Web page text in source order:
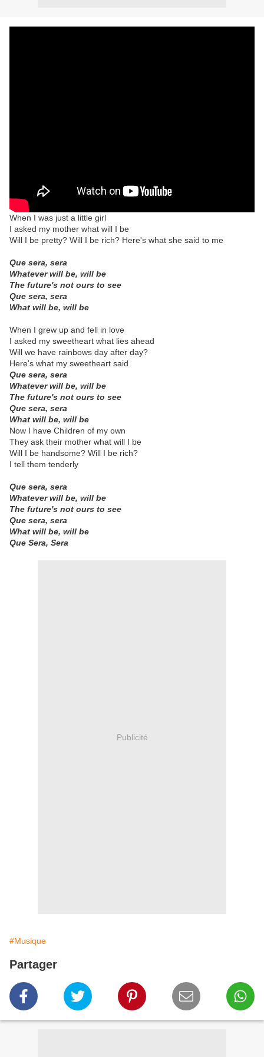
When I was just a little girl
I asked my mother what will I be
Will I be pretty? Will I be rich? Here's what she said to me
Que sera, sera
Whatever will be, will be
The future's not ours to see
Que sera, sera
What will be, will be
When I grew up and fell in love
I asked my sweetheart what lies ahead
Will we have rainbows day after day?
Here's what my sweetheart said
Que sera, sera
Whatever will be, will be
The future's not ours to see
Que sera, sera
What will be, will be
Now I have Children of my own
They ask their mother what will I be
Will I be handsome? Will I be rich?
I tell them tenderly
Que sera, sera
Whatever will be, will be
The future's not ours to see
Que sera, sera
What will be, will be
Que Sera, Sera
Publicité
#Musique
Partager